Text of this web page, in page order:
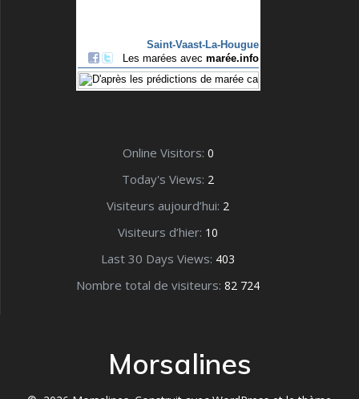
Online Visitors: 0
Today's Views: 2
Visiteurs aujourd’hui: 2
Visiteurs d’hier: 10
Last 30 Days Views: 403
Nombre total de visiteurs: 82 724
Morsalines